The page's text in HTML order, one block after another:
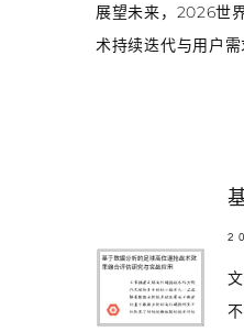
展望未来，2026世
术持续迭代与用户